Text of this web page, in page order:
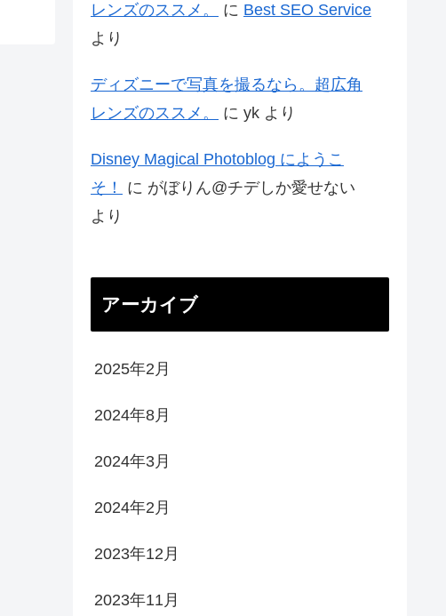
レンズのススメ。
に Best SEO Service
より
ディズニーで写真を撮るなら。超広角
レンズのススメ。
に yk より
Disney Magical Photoblog にようこ
そ！
に がぼりん@チデしか愛せない
より
アーカイブ
2025年2月
2024年8月
2024年3月
2024年2月
2023年12月
2023年11月